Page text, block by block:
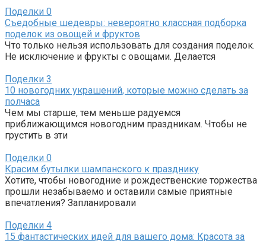
Поделки 0
Съедобные шедевры: невероятно классная подборка
поделок из овощей и фруктов
Что только нельзя использовать для создания поделок.
Не исключение и фрукты с овощами. Делается
Поделки 3
10 новогодних украшений, которые можно сделать за
полчаса
Чем мы старше, тем меньше радуемся
приближающимся новогодним праздникам. Чтобы не
грустить в эти
Поделки 0
Красим бутылки шампанского к празднику
Хотите, чтобы новогодние и рождественские торжества
прошли незабываемо и оставили самые приятные
впечатления? Запланировали
Поделки 4
15 фантастических идей для вашего дома: Красота за